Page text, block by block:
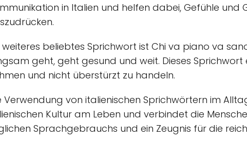
in Italien und helfen dabei, Gefühle und
weiteres beliebtes Sprichwort ist Chi va piano va
geht, geht gesund und weit. Dieses
und nicht überstürzt zu handeln.
Verwendung von italienischen Sprichwörtern im
Kultur am Leben und verbindet die
Sprachgebrauchs und ein Zeugnis für die